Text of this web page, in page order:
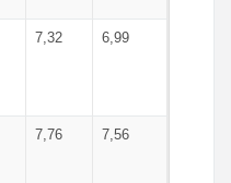
7,32 6,99
7,76 7,56